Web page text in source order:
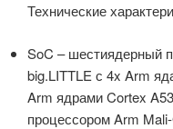
Технические
SoC – шестиядерный
big.LITTLE с 4x Arm
Arm ядрами Cortex
процессором Arm